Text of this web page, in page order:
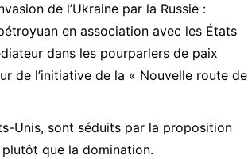
de l’Ukraine par la Russie :
en association avec les États
dans les pourparlers de paix
de l’initiative de la « Nouvelle route de
Unis, sont séduits par la proposition
plutôt que la domination.